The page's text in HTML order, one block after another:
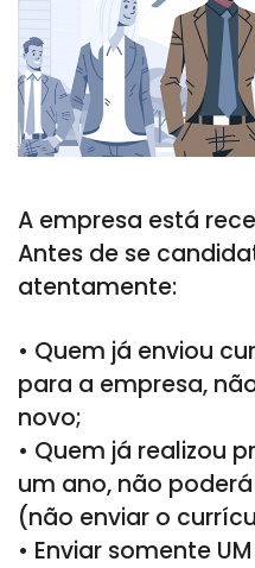
A empresa está
Antes de se
atentamente:
• Quem já enviou
para a empresa,
novo;
• Quem já realizou
um ano, não
(não enviar o
• Enviar somente UM